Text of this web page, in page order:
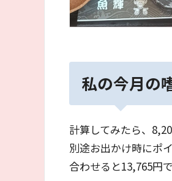
私の今月の
計算してみたら、
別途お出かけ時にポ
合わせると13,765円